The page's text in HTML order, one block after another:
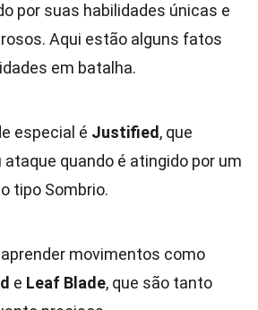
por suas habilidades únicas e
Aqui estão alguns fatos
em batalha.
especial é Justified , que
quando é atingido por um
tipo Sombrio.
movimentos como
e Leaf Blade, que são tanto